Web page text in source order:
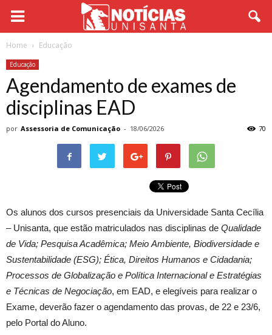
Home Educação
Educação
Agendamento de exames de
disciplinas EAD
por Assessoria de Comunicação - 18/06/2026 70
Os alunos dos cursos presenciais da Universidade Santa Cecília
– Unisanta, que estão matriculados nas disciplinas de Qualidade
de Vida; Pesquisa Acadêmica; Meio Ambiente, Biodiversidade e
Sustentabilidade (ESG); Ética, Direitos Humanos e Cidadania;
Processos de Globalização e Política Internacional e Estratégias
e Técnicas de Negociação, em EAD, e elegíveis para realizar o
Exame, deverão fazer o agendamento das provas, de 22 e 23/6,
pelo Portal do Aluno.